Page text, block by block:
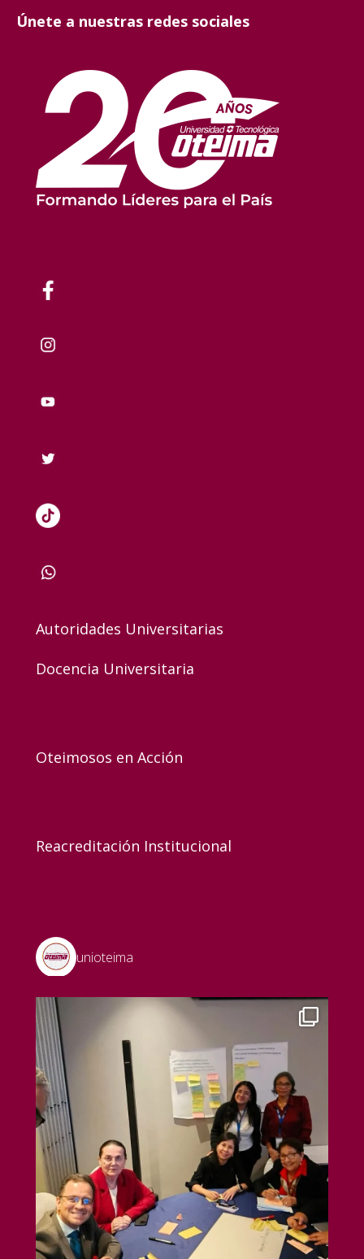
Únete a nuestras redes sociales
Autoridades Universitarias
Docencia Universitaria
Oteimosos en Acción
Reacreditación Institucional
unioteima